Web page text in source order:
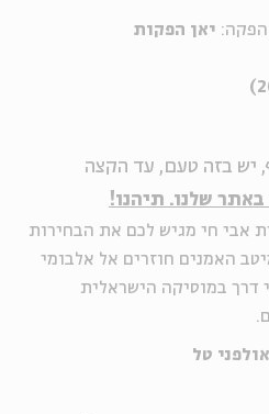
יאן הפקות
יש בזה טעם, עד הקצה
שלנו. תיהנו!
אבי חי מגיש לכם את הבחירות
האמנים חוזרים אל אלבומי
במוסיקה הישראלית
אולפני טל